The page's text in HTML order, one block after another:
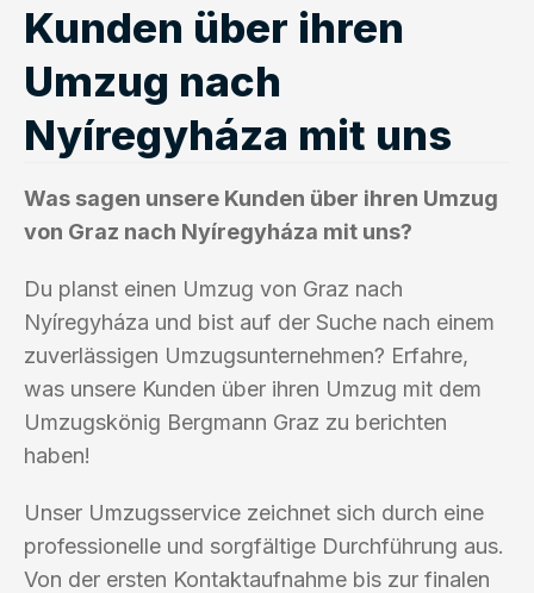
Kunden über ihren
Umzug nach
Nyíregyháza mit uns
Was sagen unsere Kunden über ihren Umzug
von Graz nach Nyíregyháza mit uns?
Du planst einen Umzug von Graz nach
Nyíregyháza und bist auf der Suche nach einem
zuverlässigen Umzugsunternehmen? Erfahre,
was unsere Kunden über ihren Umzug mit dem
Umzugskönig Bergmann Graz zu berichten
haben!
Unser Umzugsservice zeichnet sich durch eine
professionelle und sorgfältige Durchführung aus.
Von der ersten Kontaktaufnahme bis zur finalen